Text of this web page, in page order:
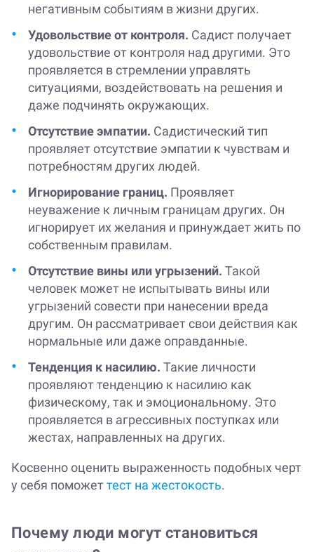
негативным событиям в жизни других.
Удовольствие от контроля. Садист получает
удовольствие от контроля над другими. Это
проявляется в стремлении управлять
ситуациями, воздействовать на решения и
даже подчинять окружающих.
Отсутствие эмпатии. Садистический тип
проявляет отсутствие эмпатии к чувствам и
потребностям других людей.
Игнорирование границ. Проявляет
неуважение к личным границам других. Он
игнорирует их желания и принуждает жить по
собственным правилам.
Отсутствие вины или угрызений. Такой
человек может не испытывать вины или
угрызений совести при нанесении вреда
другим. Он рассматривает свои действия как
нормальные или даже оправданные.
Тенденция к насилию. Такие личности
проявляют тенденцию к насилию как
физическому, так и эмоциональному. Это
проявляется в агрессивных поступках или
жестах, направленных на других.
Косвенно оценить выраженность подобных черт
у себя поможеттест на жестокость.
Почему люди могут становиться